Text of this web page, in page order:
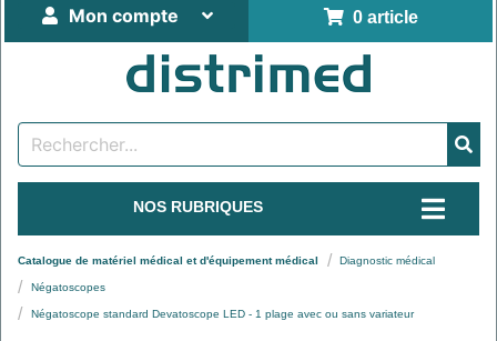
0 article
Mon compte
NOS RUBRIQUES
Catalogue de matériel médical et d'équipement médical Diagnostic médical
Négatoscopes
Négatoscope standard Devatoscope LED - 1 plage avec ou sans variateur